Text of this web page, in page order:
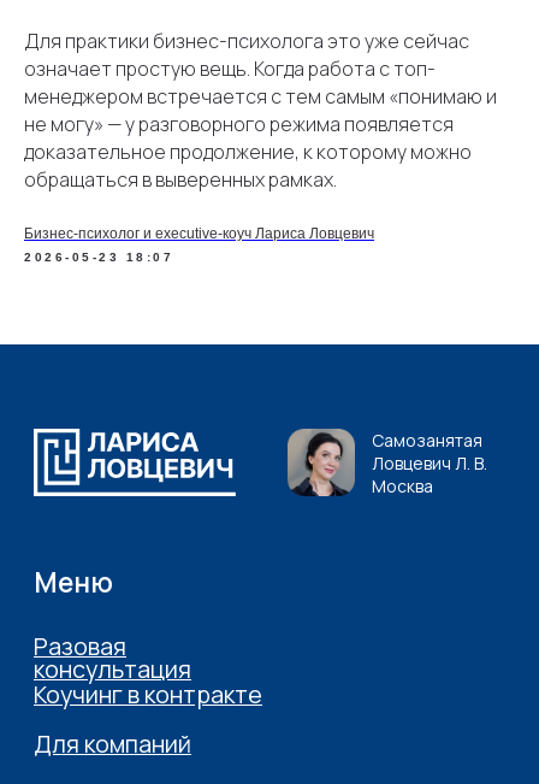
Для практики бизнес-психолога это уже сейчас
означает простую вещь. Когда работа с топ-
менеджером встречается с тем самым «понимаю и
не могу» — у разговорного режима появляется
доказательное продолжение, к которому можно
обращаться в выверенных рамках.
Бизнес-психолог и executive-коуч Лариса Ловцевич
2026-05-23 18:07